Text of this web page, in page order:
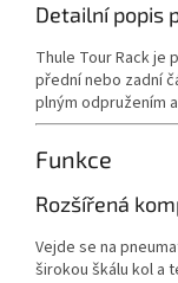
Detailní popis
Thule Tour Rack je
přední nebo zadní
plným odpružením
Funkce
Rozšířená
Vejde se na
širokou škálu kol a